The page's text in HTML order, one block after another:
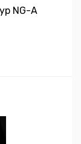
NG-A